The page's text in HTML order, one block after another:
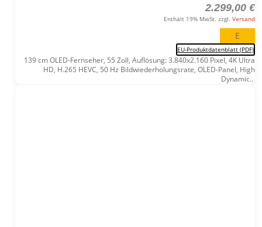
2.299,00 €
Enthält 19% MwSt. zzgl. Versand
E
EU-Produktdatenblatt (PDF)
139 cm OLED-Fernseher, 55 Zoll, Auflösung: 3.840x2.160 Pixel, 4K Ultra
HD, H.265 HEVC, 50 Hz Bildwiederholungsrate, OLED-Panel, High
Dynamic...